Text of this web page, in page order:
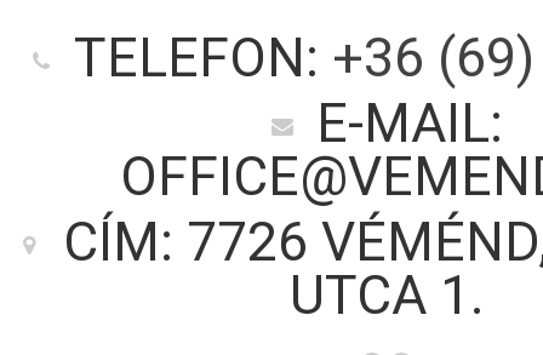
TELEFON: +36
E-MAIL:
CÍM: 7726
UTCA 1.